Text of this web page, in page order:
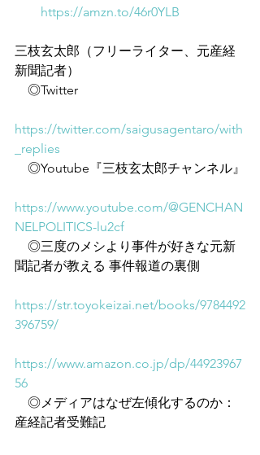
https://amzn.to/46r0YLB
三枝玄太郎（フリーライター、元産経
新聞記者）
◎Twitter
https://twitter.com/saigusagentaro/with
_replies
◎Youtube『三枝玄太郎チャンネル』
https://www.youtube.com/@GENCHAN
NELPOLITICS-lu2cf
◎三度のメシより事件が好きな元新
聞記者が教える 事件報道の裏側
https://str.toyokeizai.net/books/9784492
396759/
https://www.amazon.co.jp/dp/44923967
56
◎メディアはなぜ左傾化するのか：
産経記者受難記